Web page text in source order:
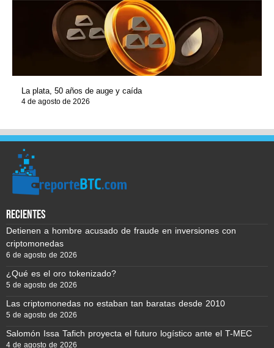
La plata, 50 años de auge y caída
4 de agosto de 2026
recientes
Detienen a hombre acusado de fraude en inversiones con
criptomonedas
6 de agosto de 2026
¿Qué es el oro tokenizado?
5 de agosto de 2026
Las criptomonedas no estaban tan baratas desde 2010
5 de agosto de 2026
Salomón Issa Tafich proyecta el futuro logístico ante el T-MEC
4 de agosto de 2026